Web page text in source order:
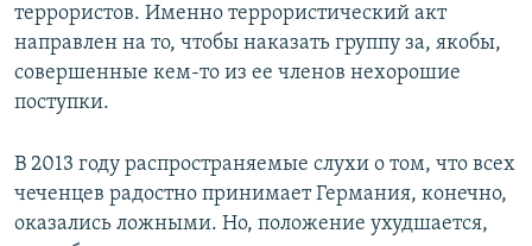
террористов. Именно террористический акт
направлен на то, чтобы наказать группу за, якобы,
совершенные кем-то из ее членов нехорошие
поступки.
В 2013 году распространяемые слухи о том, что всех
чеченцев радостно принимает Германия, конечно,
оказались ложными. Но, положение ухудшается,